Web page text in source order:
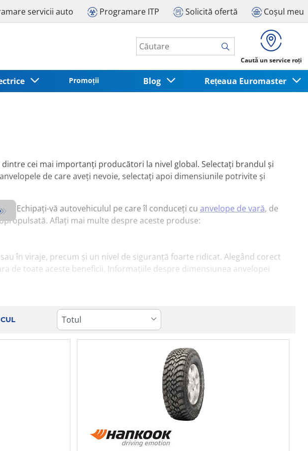
servicii auto Programare ITP Solicită ofertă Coșul meu
Caută un service roți
Promoții Blog Rețeaua Euromaster
cei mai importanți producători la nivel global. Selectați brandul și
de care aveți nevoie, selectați apoi dimensiunile potrivite și
Echipați-vă autovehiculul pe care îl conduceți cu anvelope de vară, de
Aflați mai multe despre aceste produse:
în viraje, precum și un nivel de siguranță foarte ridicat. Alegând corect
de toate aceste beneficii. Informațiile despre dimensiunea anvelopei
și în manualul tehnic al autovehiculului, alături de alte informații
cu o bandă de rulare cât mai lată, pentru o aderență foarte bună pe
pentru iarnă
(M + S și 3PMSF), compusul moale al acestora vă permite să
7°C.
nu o depășiți, pentru a vă bucura de beneficiile oferite de acestea în
de care aveți nevoie sunt disponibile pe peretele lateral al anvelopei -